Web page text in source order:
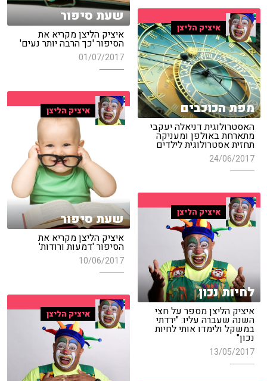
שעת סיפור
איציק הליצן מקריא את
הסיפור 'כך הרבה יותר נעים'
01/07/2017
איציק הליצן
מפת הכוכבים
האסטרולוגית דניאלה יעקבי
מתארחת באולפן ומעניקה
תחזית אסטרולוגית לילדים
24/06/2017
איציק הליצן
שעת סיפור
איציק הליצן מקריא את
הסיפור 'דמעות ורודות'
10/06/2017
איציק הליצן
לחיות נכון
איציק הליצן מספר על חצי
השנה שעברה עליו: "ירדתי
במשקל ולימדו אותי לחיות
נכון"
13/05/2017
איציק הליצן